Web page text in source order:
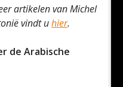
artikelen van Michel
vindt uhier.
de Arabische